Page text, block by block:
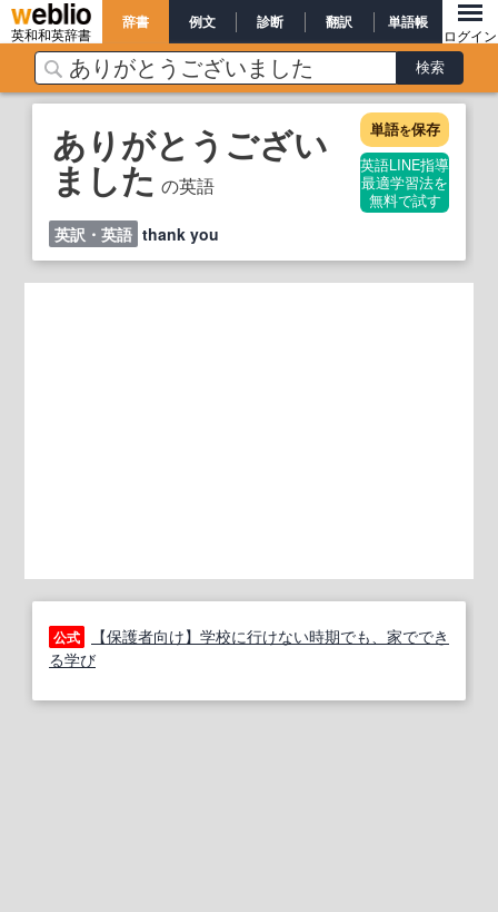
英和和英辞書
辞書 例文 診断 翻訳 単語帳
ログイン
ありがとうござい
ました の英語
単語を保存
英語LINE指導
最適学習法を
無料で試す
英訳・英語 thank you
公式
【保護者向け】学校に行けない時期でも、家ででき
る学び